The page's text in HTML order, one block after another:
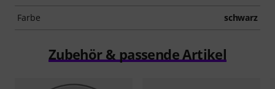
Farbe schwarz
Zubehör & passende Artikel